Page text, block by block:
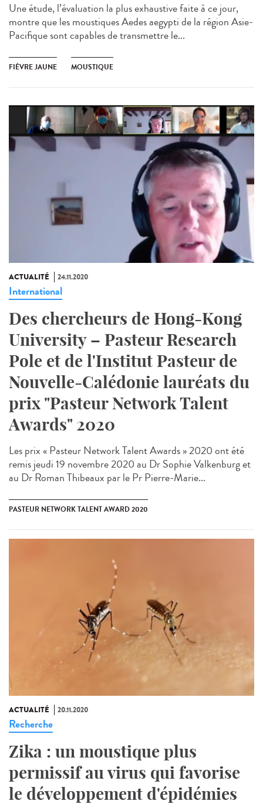
Une étude, l’évaluation la plus exhaustive faite à ce jour,
montre que les moustiques Aedes aegypti de la région Asie-
Pacifique sont capables de transmettre le...
FIÈVRE JAUNE MOUSTIQUE
ACTUALITÉ 24.11.2020
International
Des chercheurs de Hong-Kong
University – Pasteur Research
Pole et de l'Institut Pasteur de
Nouvelle-Calédonie lauréats du
prix "Pasteur Network Talent
Awards" 2020
Les prix « Pasteur Network Talent Awards » 2020 ont été
remis jeudi 19 novembre 2020 au Dr Sophie Valkenburg et
au Dr Roman Thibeaux par le Pr Pierre-Marie...
PASTEUR NETWORK TALENT AWARD 2020
ACTUALITÉ 20.11.2020
Recherche
Zika : un moustique plus
permissif au virus qui favorise
le développement d'épidémies